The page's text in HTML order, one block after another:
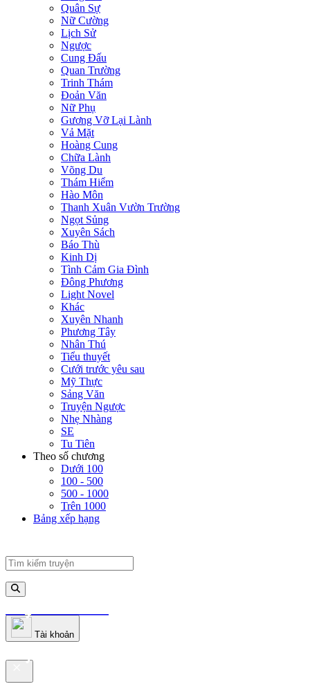
Quân Sự
Nữ Cường
Lịch Sử
Ngược
Cung Đấu
Quan Trường
Trinh Thám
Đoản Văn
Nữ Phụ
Gương Vỡ Lại Lành
Vả Mặt
Hoàng Cung
Chữa Lành
Võng Du
Thám Hiểm
Hào Môn
Thanh Xuân Vườn Trường
Ngọt Sủng
Xuyên Sách
Báo Thù
Kinh Dị
Tình Cảm Gia Đình
Đông Phương
Light Novel
Khác
Xuyên Nhanh
Phương Tây
Nhân Thú
Tiểu thuyết
Cưới trước yêu sau
Mỹ Thực
Sảng Văn
Truyện Ngược
Nhẹ Nhàng
SE
Tu Tiên
Theo số chương
Dưới 100
100 - 500
500 - 1000
Trên 1000
Bảng xếp hạng
truyenfullz.com
Tài khoản
truyenfullz.com